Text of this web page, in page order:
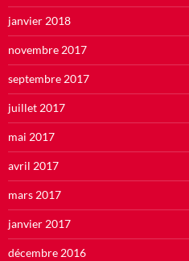
janvier 2018
novembre 2017
septembre 2017
juillet 2017
mai 2017
avril 2017
mars 2017
janvier 2017
décembre 2016